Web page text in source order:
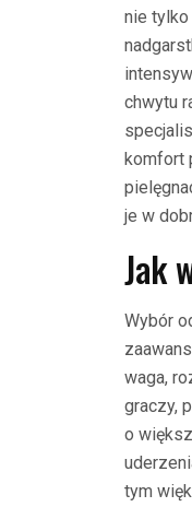
nie tylko
chwytu
komfort
je w
Jak
Wybór
waga,
graczy,
o
tym